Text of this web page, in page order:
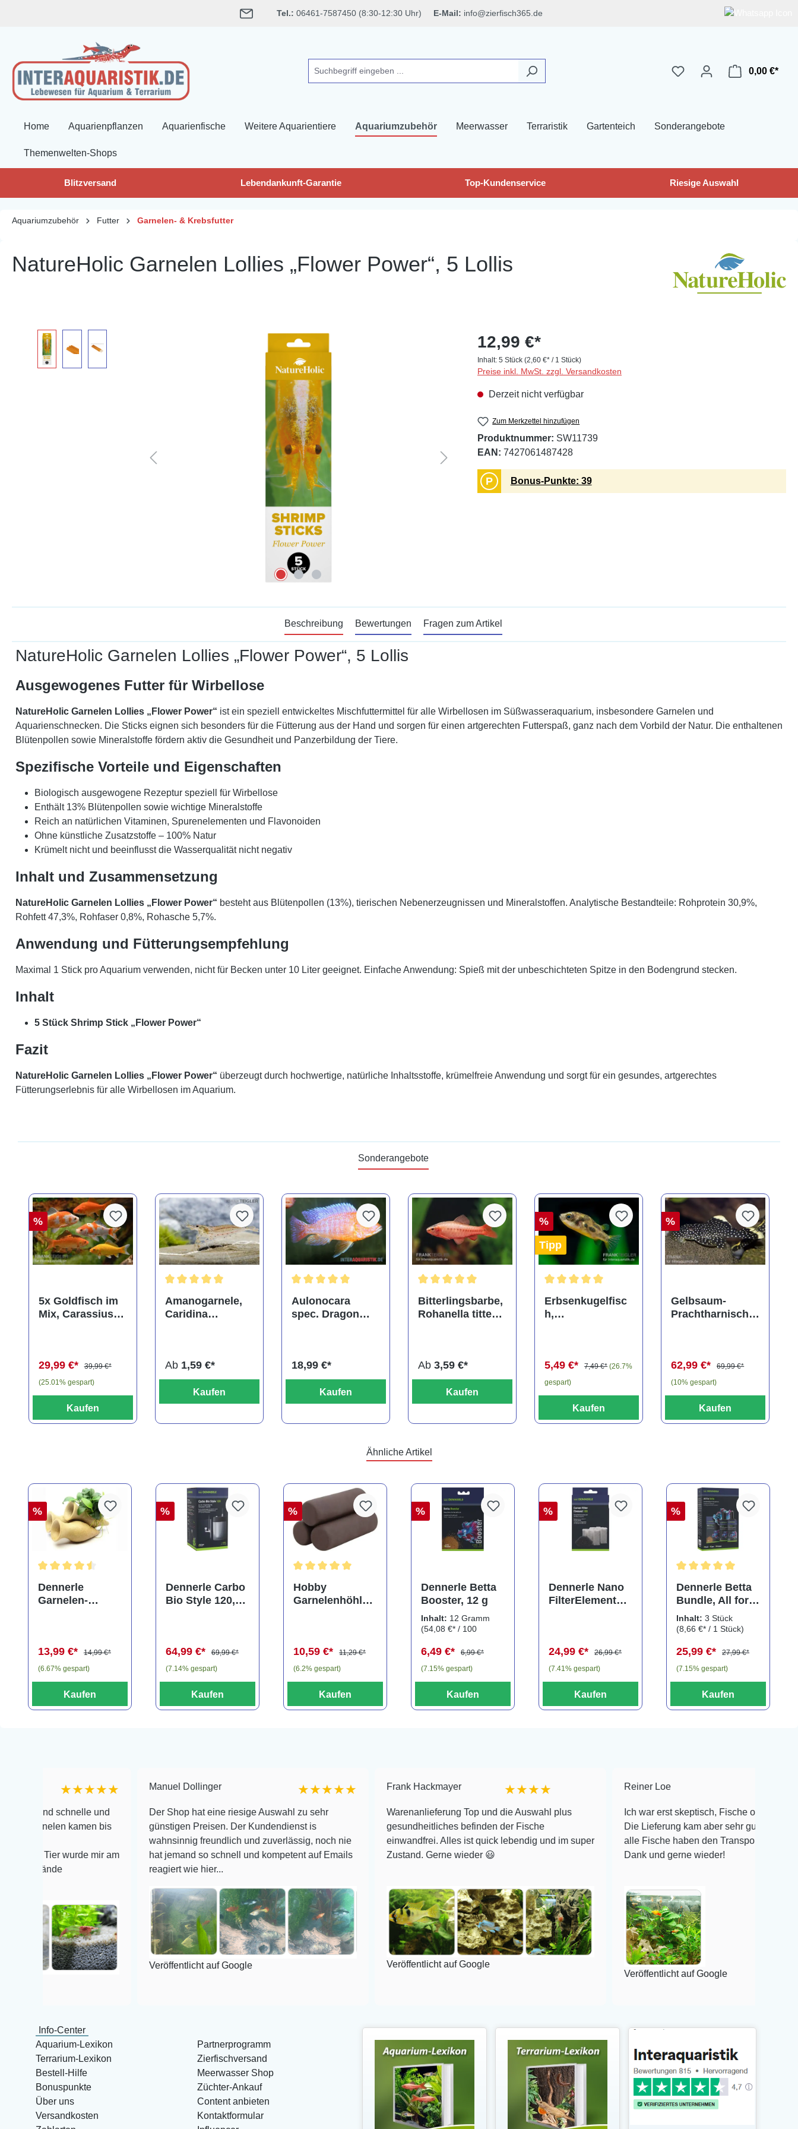
Tel.: 06461-7587450 (8:30-12:30 Uhr) E-Mail: info@zierfisch365.de
0,00 €*
Home Aquarienpflanzen Aquarienfische Weitere Aquarientiere Aquariumzubehör Meerwasser Terraristik Gartenteich Sonderangebote
Themenwelten-Shops
Blitzversand Lebendankunft-Garantie Top-Kundenservice Riesige Auswahl
Aquariumzubehör Futter Garnelen- & Krebsfutter
NatureHolic Garnelen Lollies „Flower Power“, 5 Lollis
Bildergalerie überspringen 12,99 €*
Inhalt: 5 Stück (2,60 €* / 1 Stück)
Preise inkl. MwSt. zzgl. Versandkosten
Derzeit nicht verfügbar
Zum Merkzettel hinzufügen
Produktnummer: SW11739
EAN: 7427061487428
P Bonus-Punkte: 39
Beschreibung Bewertungen Fragen zum Artikel
NatureHolic Garnelen Lollies „Flower Power“, 5 Lollis
Ausgewogenes Futter für Wirbellose
NatureHolic Garnelen Lollies „Flower Power“ ist ein speziell entwickeltes Mischfuttermittel für alle Wirbellosen im Süßwasseraquarium, insbesondere Garnelen und
Aquarienschnecken. Die Sticks eignen sich besonders für die Fütterung aus der Hand und sorgen für einen artgerechten Futterspaß, ganz nach dem Vorbild der Natur. Die enthaltenen
Blütenpollen sowie Mineralstoffe fördern aktiv die Gesundheit und Panzerbildung der Tiere.
Spezifische Vorteile und Eigenschaften
Biologisch ausgewogene Rezeptur speziell für Wirbellose
Enthält 13% Blütenpollen sowie wichtige Mineralstoffe
Reich an natürlichen Vitaminen, Spurenelementen und Flavonoiden
Ohne künstliche Zusatzstoffe – 100% Natur
Krümelt nicht und beeinflusst die Wasserqualität nicht negativ
Inhalt und Zusammensetzung
NatureHolic Garnelen Lollies „Flower Power“ besteht aus Blütenpollen (13%), tierischen Nebenerzeugnissen und Mineralstoffen. Analytische Bestandteile: Rohprotein 30,9%,
Rohfett 47,3%, Rohfaser 0,8%, Rohasche 5,7%.
Anwendung und Fütterungsempfehlung
Maximal 1 Stick pro Aquarium verwenden, nicht für Becken unter 10 Liter geeignet. Einfache Anwendung: Spieß mit der unbeschichteten Spitze in den Bodengrund stecken.
Inhalt
5 Stück Shrimp Stick „Flower Power“
Fazit
NatureHolic Garnelen Lollies „Flower Power“ überzeugt durch hochwertige, natürliche Inhaltsstoffe, krümelfreie Anwendung und sorgt für ein gesundes, artgerechtes
Fütterungserlebnis für alle Wirbellosen im Aquarium.
Sonderangebote
%
5x Goldfisch im
Mix, Carassius
29,99 €*
39,99 €*
(25.01% gespart)
Kaufen
Amanogarnele,
Caridina
Ab 1,59 €*
Kaufen
Aulonocara
spec. Dragon
18,99 €*
Kaufen
Bitterlingsbarbe,
Rohanella titteya,
Ab 3,59 €*
Kaufen
%
Tipp
Erbsenkugelfisc
h,
5,49 €*
7,49 €* (26.7%
gespart)
Kaufen
%
Gelbsaum-
Prachtharnischw
62,99 €*
69,99 €*
(10% gespart)
Kaufen
Ähnliche Artikel
%
Dennerle
Garnelen-
3er Tonamphore
13,99 €*
14,99 €*
(6.67% gespart)
Kaufen
%
Dennerle Carbo
Bio Style 120,
64,99 €*
69,99 €*
(7.14% gespart)
Kaufen
%
Hobby
Garnelenhöhle
10,59 €*
11,29 €*
(6.2% gespart)
Kaufen
%
Dennerle Betta
Booster, 12 g
Inhalt: 12 Gramm
(54,08 €* / 100
6,49 €*
6,99 €*
(7.15% gespart)
Kaufen
%
Dennerle Nano
FilterElement
(2er-Pack)
24,99 €*
26,99 €*
(7.41% gespart)
Kaufen
%
Dennerle Betta
Bundle, All for
Betta, Pflegeset
für
teilig
Inhalt:3 Stück
(8,66 €* / 1 Stück)
25,99 €*
27,99 €*
(7.15% gespart)
Kaufen
★★★★★
schnelle und
kamen bis
wurde mir am
Manuel Dollinger ★★★★★
Der Shop hat eine riesige Auswahl zu sehr
günstigen Preisen. Der Kundendienst is
wahnsinnig freundlich und zuverlässig, noch nie
hat jemand so schnell und kompetent auf Emails
reagiert wie hier...
Veröffentlicht auf Google
Frank Hackmayer ★★★★
Warenanlieferung Top und die Auswahl plus
gesundheitliches befinden der Fische
einwandfrei. Alles ist quick lebendig und im super
Zustand. Gerne wieder 😃
Veröffentlicht auf Google
Ich war erst skeptisch, Fische online zu bestellen!
Die Lieferung kam aber sehr gut verpackt an und
alle Fische haben den Transport überlebt! Vielen
Dank und gerne wieder!
Veröffentlicht auf Google
Info-Center
Aquarium-Lexikon
Terrarium-Lexikon
Bestell-Hilfe
Bonuspunkte
Über uns
Versandkosten
Partnerprogramm
Zierfischversand
Meerwasser Shop
Züchter-Ankauf
Content anbieten
Kontaktformular